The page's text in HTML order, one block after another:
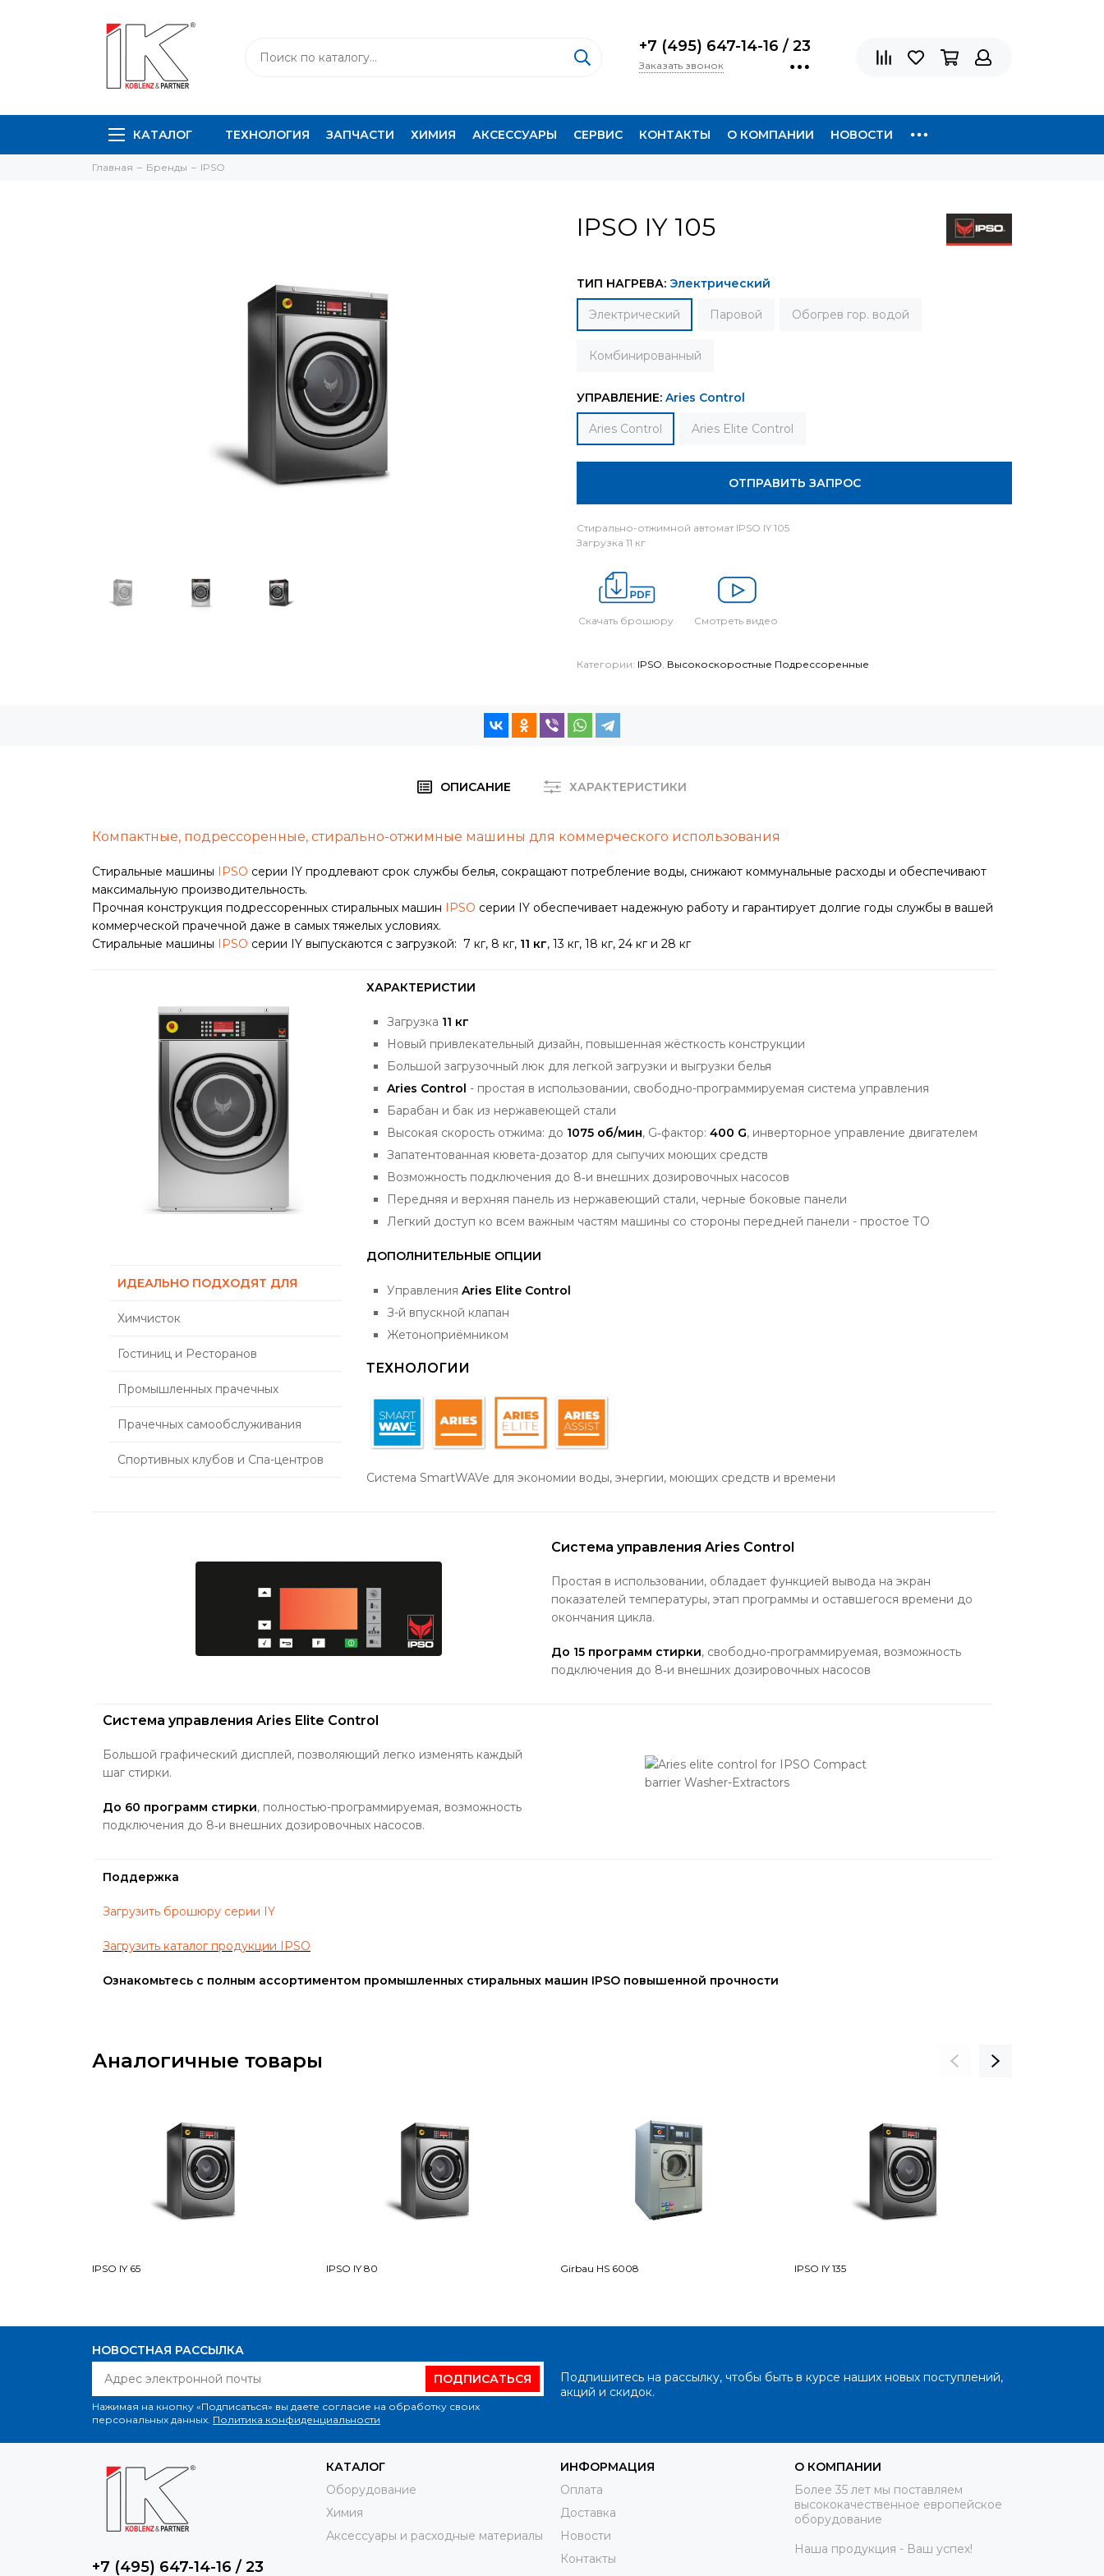
+7 (495) 647-14-16 / 23
Заказать звонок
КАТАЛОГ ТЕХНОЛОГИЯ ЗАПЧАСТИ ХИМИЯ АКСЕССУАРЫ СЕРВИС КОНТАКТЫ О КОМПАНИИ НОВОСТИ
Главная Бренды IPSO
IPSO IY 105
ТИП НАГРЕВА: Электрический
Электрический Паровой Обогрев гор. водой
Комбинированный
УПРАВЛЕНИЕ: Aries Control
Aries Control Aries Elite Control
ОТПРАВИТЬ ЗАПРОС
Стирально-отжимной автомат IPSO IY 105
Загрузка 11 кг
Скачать брошюру Смотреть видео
Категории: IPSO, Высокоскоростные Подрессоренные
ОПИСАНИЕ ХАРАКТЕРИСТИКИ
Компактные, подрессоренные, стирально-отжимные машины для коммерческого использования
Стиральные машины IPSO серии IY продлевают срок службы белья, сокращают потребление воды, снижают коммунальные расходы и обеспечивают
максимальную производительность.
Прочная конструкция подрессоренных стиральных машин IPSO серии IY обеспечивает надежную работу и гарантирует долгие годы службы в вашей
коммерческой прачечной даже в самых тяжелых условиях.
Стиральные машины IPSO серии IY выпускаются с загрузкой: 7 кг, 8 кг, 11 кг, 13 кг, 18 кг, 24 кг и 28 кг
ИДЕАЛЬНО ПОДХОДЯТ ДЛЯ
Химчисток
Гостиниц и Ресторанов
Промышленных прачечных
Прачечных самообслуживания
Спортивных клубов и Спа-центров
ХАРАКТЕРИСТИИ
Загрузка 11 кг
Новый привлекательный дизайн, повышенная жёсткость конструкции
Большой загрузочный люк для легкой загрузки и выгрузки белья
Aries Control - простая в использовании, свободно-программируемая система управления
Барабан и бак из нержавеющей стали
Высокая скорость отжима: до 1075 об/мин, G‐фактор: 400 G, инверторное управление двигателем
Запатентованная кювета-дозатор для сыпучих моющих средств
Возможность подключения до 8‐и внешних дозировочных насосов
Передняя и верхняя панель из нержавеющий стали, черные боковые панели
Легкий доступ ко всем важным частям машины со стороны передней панели - простое ТО
ДОПОЛНИТЕЛЬНЫЕ ОПЦИИ
Управления Aries Elite Control
З-й впускной клапан
Жетоноприёмником
ТЕХНОЛОГИИ
Система SmartWAVe для экономии воды, энергии, моющих средств и времени
Система управления Aries Control
Простая в использовании, обладает функцией вывода на экран
показателей температуры, этап программы и оставшегося времени до
окончания цикла.
До 15 программ стирки, свободно-программируемая, возможность
подключения до 8‐и внешних дозировочных насосов
Система управления Aries Elite Control
Большой графический дисплей, позволяющий легко изменять каждый
шаг стирки.
До 60 программ стирки, полностью-программируемая, возможность
подключения до 8‐и внешних дозировочных насосов.
Поддержка
Загрузить брошюру серии IY
Загрузить каталог продукции IPSO
Ознакомьтесь с полным ассортиментом промышленных стиральных машин IPSO повышенной прочности
Аналогичные товары
IPSO IY 65 IPSO IY 80 Girbau HS 6008 IPSO IY 135
НОВОСТНАЯ РАССЫЛКА
ПОДПИСАТЬСЯ
Нажимая на кнопку «Подписаться» вы даете согласие на обработку своих
персональных данных. Политика конфиденциальности
Подпишитесь на рассылку, чтобы быть в курсе наших новых поступлений,
акций и скидок.
+7 (495) 647-14-16 / 23
КАТАЛОГ
Оборудование
Химия
Аксессуары и расходные материалы
ИНФОРМАЦИЯ
Оплата
Доставка
Новости
Контакты
О КОМПАНИИ
Более 35 лет мы поставляем
высококачественное европейское
оборудование
Наша продукция - Ваш успех!